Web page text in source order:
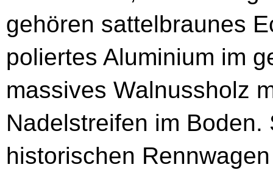
gehören sattelbraunes
poliertes Aluminium im
massives Walnussholz
Nadelstreifen im
historischen